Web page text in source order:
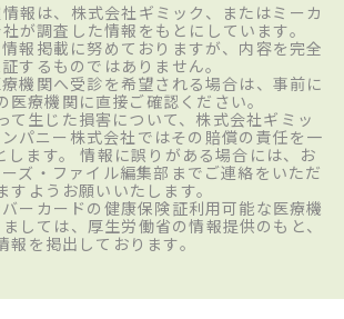
報は、株式会社ギミック、またはミーカ
が調査した情報をもとにしています。
報掲載に努めておりますが、内容を完全
するものではありません。
機関へ受診を希望される場合は、事前に
医療機関に直接ご確認ください。
て生じた損害について、株式会社ギミッ
パニー株式会社ではその賠償の責任を一
します。 情報に誤りがある場合には、お
ズ・ファイル編集部までご連絡をいただ
すようお願いいたします。
ーカードの健康保険証利用可能な医療機
しては、厚生労働省の情報提供のもと、
報を掲出しております。